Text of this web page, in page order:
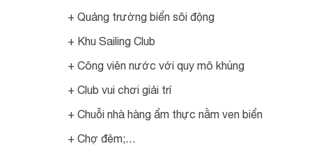
+ Quảng trường biển sôi động
+ Khu Sailing Club
+ Công viên nước với quy mô khủng
+ Club vui chơi giải trí
+ Chuỗi nhà hàng ẩm thực nằm ven biển
+ Chợ đêm;…